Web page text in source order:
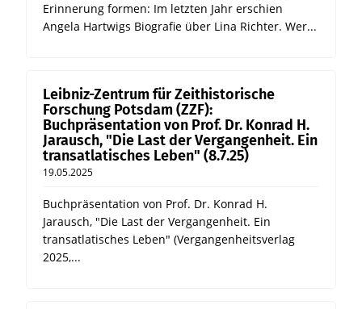
Erinnerung formen: Im letzten Jahr erschien
Angela Hartwigs Biografie über Lina Richter. Wer...
Leibniz-Zentrum für Zeithistorische
Forschung Potsdam (ZZF):
Buchpräsentation von Prof. Dr. Konrad H.
Jarausch, "Die Last der Vergangenheit. Ein
transatlatisches Leben" (8.7.25)
19.05.2025
Buchpräsentation von Prof. Dr. Konrad H.
Jarausch, "Die Last der Vergangenheit. Ein
transatlatisches Leben" (Vergangenheitsverlag
2025,...